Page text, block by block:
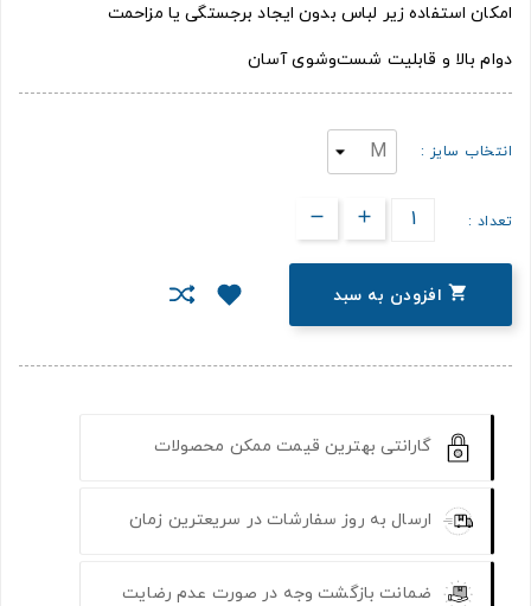
امکان استفاده زیر لباس بدون ایجاد برجستگی یا مزاحمت
دوام بالا و قابلیت شست‌وشوی آسان
انتخاب سایز :
تعداد :
 افزودن به سبد
گارانتی بهترین قیمت ممکن محصولات
ارسال به روز سفارشات در سریعترین زمان
ضمانت بازگشت وجه در صورت عدم رضایت